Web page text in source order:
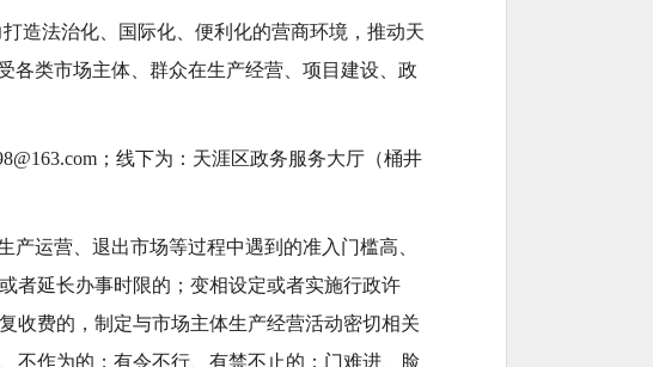
造法治化、国际化、便利化的营商环境，推动天
各类市场主体、群众在生产经营、项目建设、政
；线下为：天涯区政务服务大厅（桶井
运营、退出市场等过程中遇到的准入门槛高、
者延长办事时限的；变相设定或者实施行政许
收费的，制定与市场主体生产经营活动密切相关
不作为的；有令不行、有禁不止的；门难进、脸